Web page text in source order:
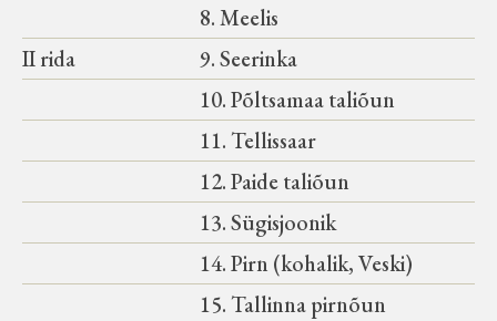
8. Meelis
II rida
9. Seerinka
10. Põltsamaa taliõun
11. Tellissaar
12. Paide taliõun
13. Sügisjoonik
14. Pirn (kohalik, Veski)
15. Tallinna pirnõun